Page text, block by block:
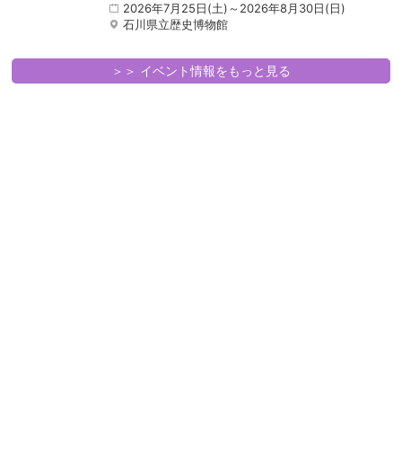
2026年7月25日(土)～2026年8月30日(日)
石川県立歴史博物館
＞＞ イベント情報をもっと見る